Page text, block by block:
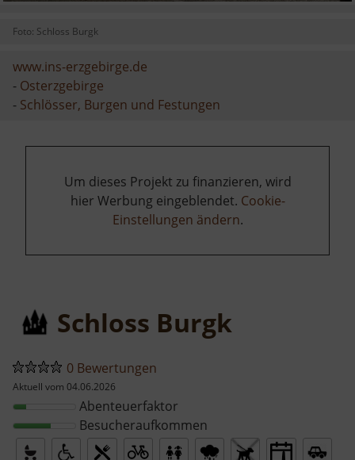
Foto: Schloss Burgk
www.ins-erzgebirge.de
- Osterzgebirge
- Schlösser, Burgen und Festungen
Um dieses Projekt zu finanzieren, wird
hier Werbung eingeblendet. Cookie-
Einstellungen ändern.
Schloss Burgk
0 Bewertungen
Aktuell vom 04.06.2026
Abenteuerfaktor
Besucheraufkommen